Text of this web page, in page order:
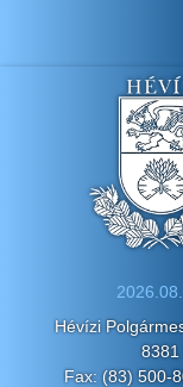
Hévízi
8381
Fax: (83) 500-